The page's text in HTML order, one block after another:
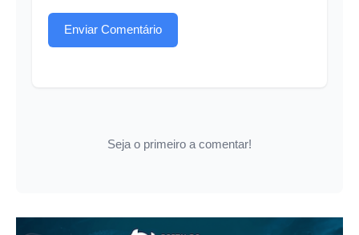
Enviar Comentário
Seja o primeiro a comentar!